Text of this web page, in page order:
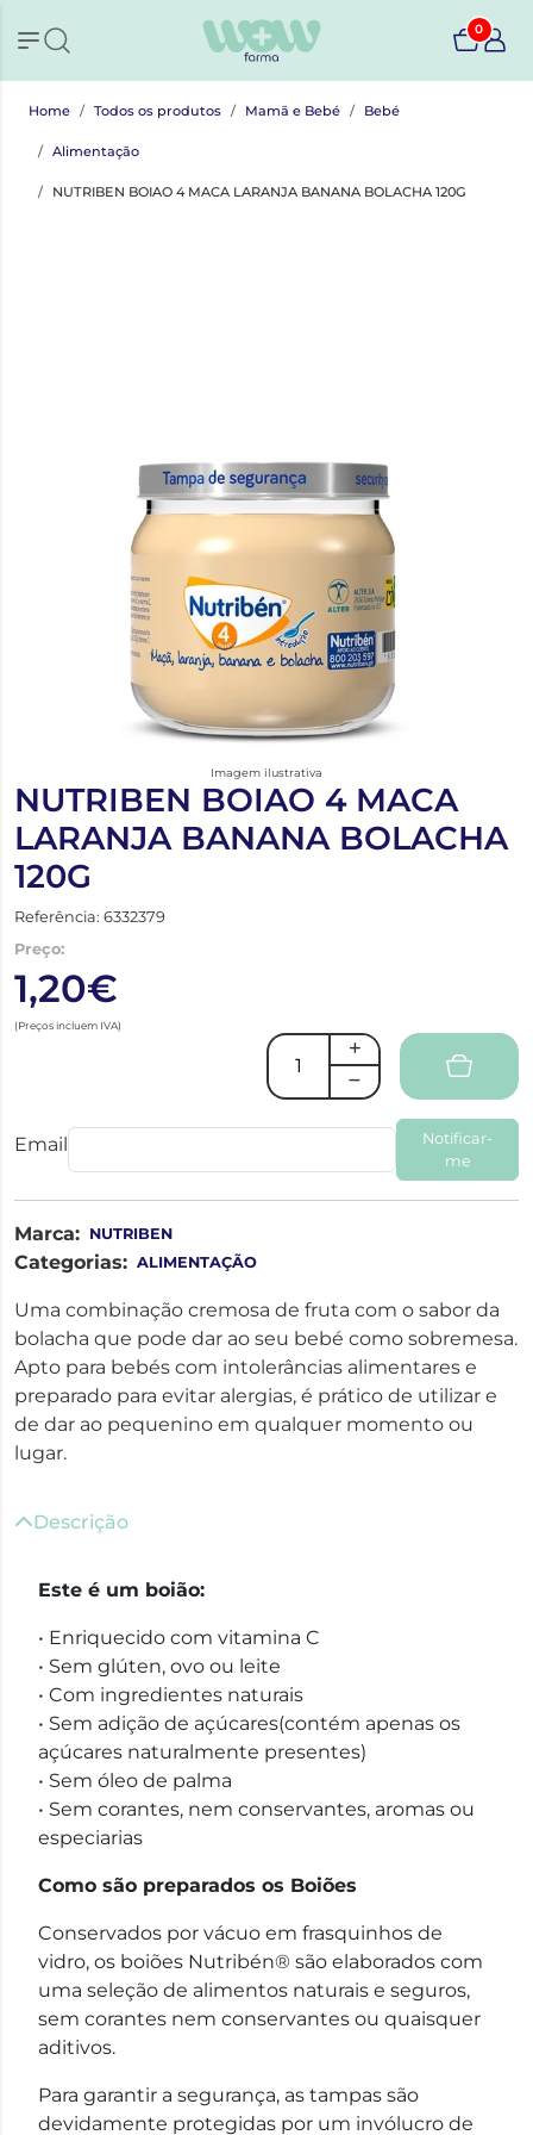
0
Home Todos os produtos Mamã e Bebé Bebé
Alimentação
NUTRIBEN BOIAO 4 MACA LARANJA BANANA BOLACHA 120G
Imagem ilustrativa
NUTRIBEN BOIAO 4 MACA
LARANJA BANANA BOLACHA
120G
Referência: 6332379
Preço:
1,20€
(Preços incluem IVA)
Email
Notificar-
me
Marca: NUTRIBEN
Categorias: ALIMENTAÇÃO
Uma combinação cremosa de fruta com o sabor da
bolacha que pode dar ao seu bebé como sobremesa.
Apto para bebés com intolerâncias alimentares e
preparado para evitar alergias, é prático de utilizar e
de dar ao pequenino em qualquer momento ou
lugar.
Descrição
Este é um boião:
• Enriquecido com vitamina C
• Sem glúten, ovo ou leite
• Com ingredientes naturais
• Sem adição de açúcares(contém apenas os
açúcares naturalmente presentes)
• Sem óleo de palma
• Sem corantes, nem conservantes, aromas ou
especiarias
Como são preparados os Boiões
Conservados por vácuo em frasquinhos de
vidro, os boiões Nutribén® são elaborados com
uma seleção de alimentos naturais e seguros,
sem corantes nem conservantes ou quaisquer
aditivos.
Para garantir a segurança, as tampas são
devidamente protegidas por um invólucro de